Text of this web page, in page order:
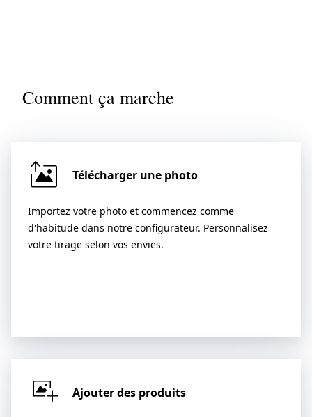
Comment ça marche
Télécharger une photo
Importez votre photo et commencez comme
d'habitude dans notre configurateur. Personnalisez
votre tirage selon vos envies.
Ajouter des produits